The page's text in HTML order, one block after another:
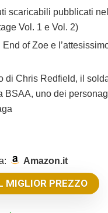
scaricabili pubblicati
Vol. 1 e Vol. 2)
End of Zoe e
di Chris Redfield, il
BSAA, uno dei
Amazon.it
MIGLIOR PREZZO